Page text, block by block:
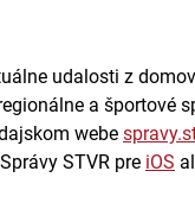
udalosti z
a športové
webe
STVR pre iOS